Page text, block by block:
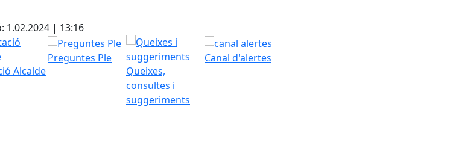
1.02.2024 | 13:16
Alcalde
Preguntes Ple
Queixes,
consultes i
suggeriments
Canal d'alertes